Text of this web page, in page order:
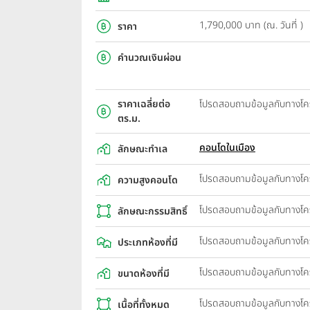
ราคา 1,790,000 บาท (ณ. วันที่ )
คำนวณเงินผ่อน
ราคาเฉลี่ยต่อ
ตร.ม.
โปรดสอบถามข้อมูลกับทางโ
ลักษณะทำเล คอนโดในเมือง
ความสูงคอนโด โปรดสอบถามข้อมูลกับทางโ
ลักษณะกรรมสิทธิ์ โปรดสอบถามข้อมูลกับทางโ
ประเภทห้องที่มี โปรดสอบถามข้อมูลกับทางโ
ขนาดห้องที่มี โปรดสอบถามข้อมูลกับทางโ
เนื้อที่ทั้งหมด โปรดสอบถามข้อมูลกับทางโ